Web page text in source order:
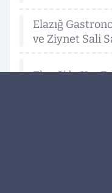
Elazığ
ve Ziynet Sali
Elazığ'da Yaz